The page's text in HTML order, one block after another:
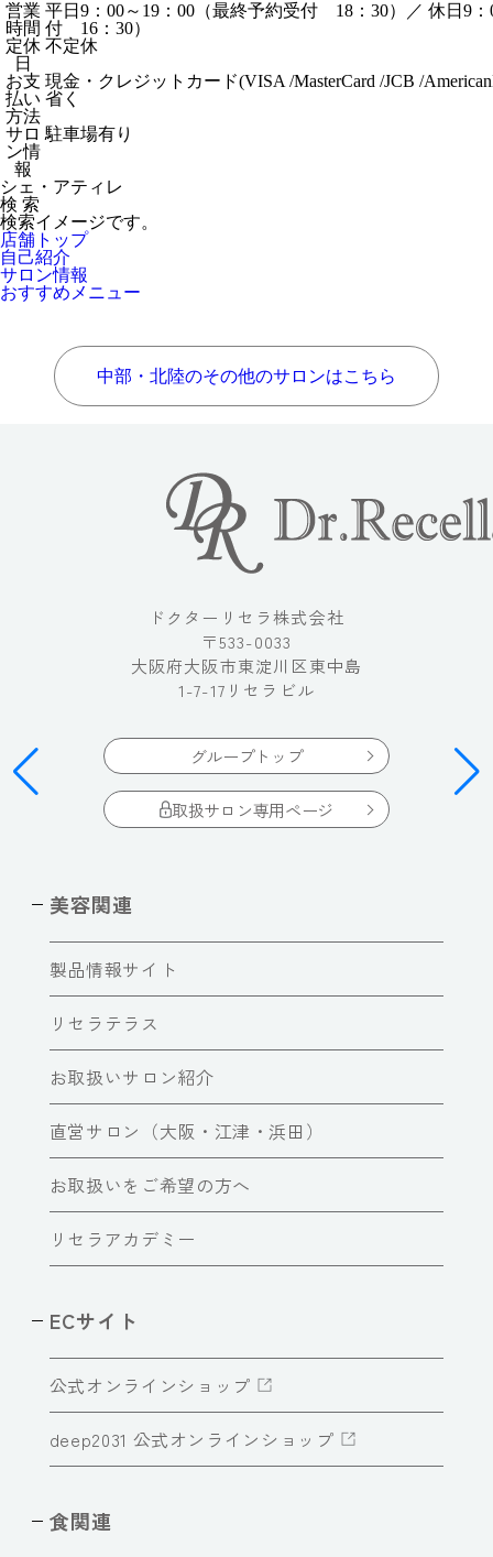
営業
時間
平日9：00～19：00（最終予約受付 18：30）／ 休日9
付 16：30）
定休
日
不定休
お支
払い
方法
現金・クレジットカード(VISA /MasterCard /JCB /
省く
サロ
ン情
報
駐車場有り
シェ・アティレ
検 索
検索イメージです。
店舗トップ
自己紹介
サロン情報
おすすめメニュー
中部・北陸のその他のサロンはこちら
ドクターリセラ株式会社
〒533-0033
大阪府大阪市東淀川区東中島
1-7-17リセラビル
グループトップ
取扱サロン専用ページ
美容関連
製品情報サイト
リセラテラス
お取扱いサロン紹介
直営サロン（大阪・江津・浜田）
お取扱いをご希望の方へ
リセラアカデミー
ECサイト
公式オンラインショップ
deep2031 公式オンラインショップ
食関連